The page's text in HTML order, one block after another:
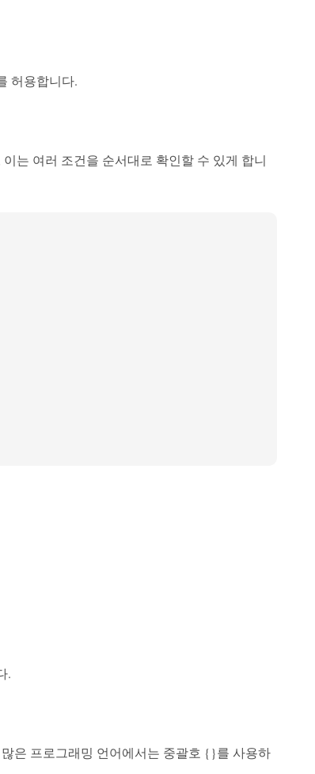
허용합니다.
이는 여러 조건을 순서대로 확인할 수 있게 합니
.
은 프로그래밍 언어에서는 중괄호 {}를 사용하